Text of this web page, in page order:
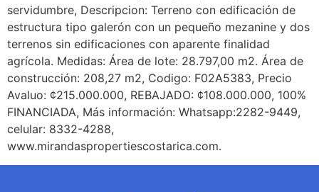
servidumbre, Descripcion: Terreno con edificación de
estructura tipo galerón con un pequeño mezanine y dos
terrenos sin edificaciones con aparente finalidad
agrícola. Medidas: Área de lote: 28.797,00 m2. Área de
construcción: 208,27 m2, Codigo: F02A5383, Precio
Avaluo: ¢215.000.000, REBAJADO: ¢108.000.000, 100%
FINANCIADA, Más información: Whatsapp:2282-9449,
celular: 8332-4288,
www.mirandaspropertiescostarica.com.